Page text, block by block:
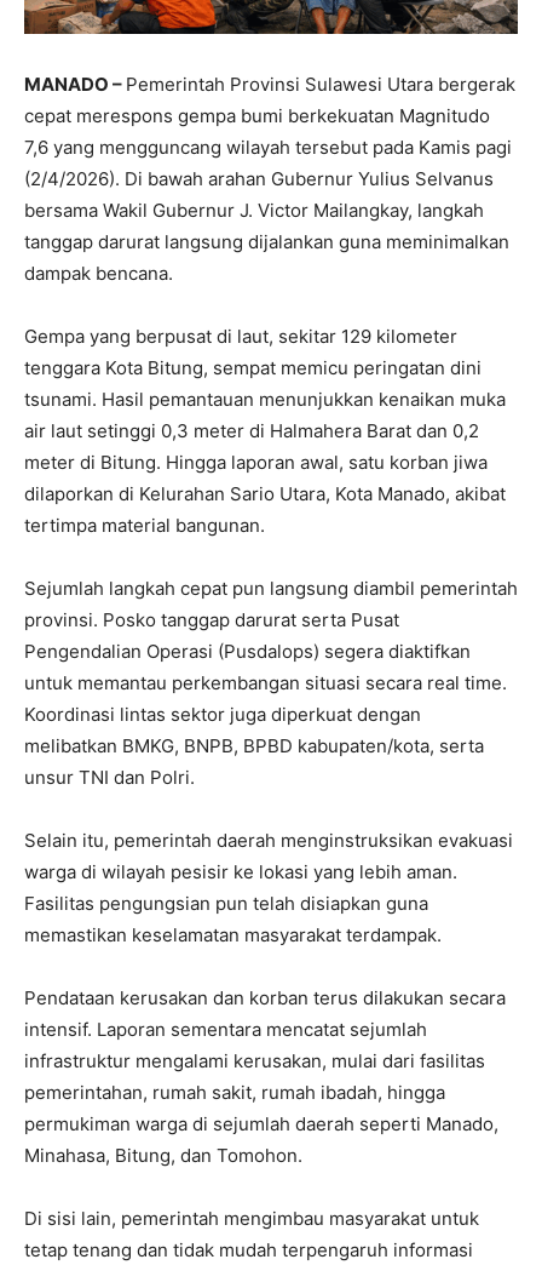
MANADO – Pemerintah Provinsi Sulawesi Utara bergerak
cepat merespons gempa bumi berkekuatan Magnitudo
7,6 yang mengguncang wilayah tersebut pada Kamis pagi
(2/4/2026). Di bawah arahan Gubernur Yulius Selvanus
bersama Wakil Gubernur J. Victor Mailangkay, langkah
tanggap darurat langsung dijalankan guna meminimalkan
dampak bencana.
Gempa yang berpusat di laut, sekitar 129 kilometer
tenggara Kota Bitung, sempat memicu peringatan dini
tsunami. Hasil pemantauan menunjukkan kenaikan muka
air laut setinggi 0,3 meter di Halmahera Barat dan 0,2
meter di Bitung. Hingga laporan awal, satu korban jiwa
dilaporkan di Kelurahan Sario Utara, Kota Manado, akibat
tertimpa material bangunan.
Sejumlah langkah cepat pun langsung diambil pemerintah
provinsi. Posko tanggap darurat serta Pusat
Pengendalian Operasi (Pusdalops) segera diaktifkan
untuk memantau perkembangan situasi secara real time.
Koordinasi lintas sektor juga diperkuat dengan
melibatkan BMKG, BNPB, BPBD kabupaten/kota, serta
unsur TNI dan Polri.
Selain itu, pemerintah daerah menginstruksikan evakuasi
warga di wilayah pesisir ke lokasi yang lebih aman.
Fasilitas pengungsian pun telah disiapkan guna
memastikan keselamatan masyarakat terdampak.
Pendataan kerusakan dan korban terus dilakukan secara
intensif. Laporan sementara mencatat sejumlah
infrastruktur mengalami kerusakan, mulai dari fasilitas
pemerintahan, rumah sakit, rumah ibadah, hingga
permukiman warga di sejumlah daerah seperti Manado,
Minahasa, Bitung, dan Tomohon.
Di sisi lain, pemerintah mengimbau masyarakat untuk
tetap tenang dan tidak mudah terpengaruh informasi